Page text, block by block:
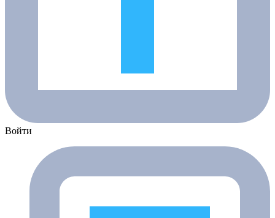
Войти